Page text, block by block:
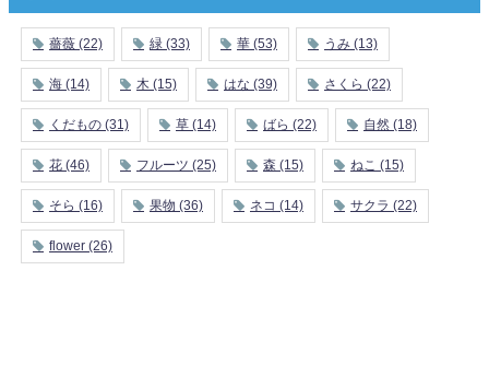
薔薇 (22) 緑 (33) 華 (53) うみ (13)
海 (14) 木 (15) はな (39) さくら (22)
くだもの (31) 草 (14) ばら (22) 自然 (18)
花 (46) フルーツ (25) 森 (15) ねこ (15)
そら (16) 果物 (36) ネコ (14) サクラ (22)
flower (26)